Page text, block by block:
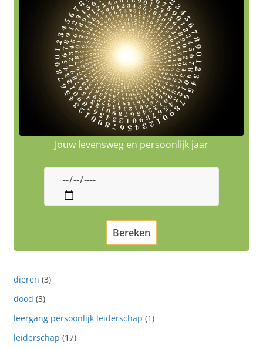
Jouw levensweg en persoonlijk jaar
dieren (3)
dood (3)
leergang persoonlijk leiderschap (1)
leiderschap (17)